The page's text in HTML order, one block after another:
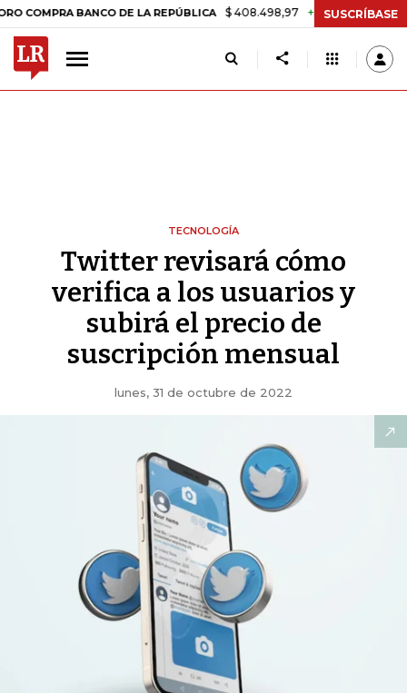
BANCO DE LA REPÚBLICA $ 408.498,97 +$ 8.753,81 +2,19%
SUSCRÍBASE
TECNOLOGÍA
Twitter revisará cómo
verifica a los usuarios y
subirá el precio de
suscripción mensual
lunes, 31 de octubre de 2022